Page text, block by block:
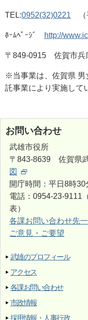
TEL:0952(32)0221 （
ﾎｰﾑﾍﾟｰｼﾞ http://
〒849-0915 佐賀市兵
※当事業は、佐賀県 男
託事業により実施して
お問い合わせ
武雄市役所
〒843-8639 佐賀県
図
開庁時間：平日8時
電話：0954-23-9111
表）
各課お問い合わせ先
ご意見・ご要望
武雄のプロフィール
アクセス
各課お問い合わせ
市政情報
採用情報・人事行政